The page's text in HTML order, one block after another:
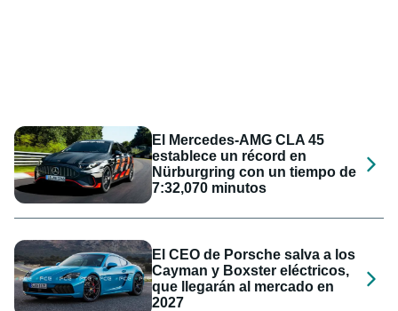
El Mercedes-AMG CLA 45
establece un récord en
Nürburgring con un tiempo de
7:32,070 minutos
El CEO de Porsche salva a los
Cayman y Boxster eléctricos,
que llegarán al mercado en
2027